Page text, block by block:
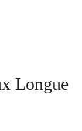
Longue